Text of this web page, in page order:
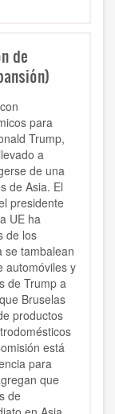
de
para
Trump,
a
de una
de Asia. El
presidente
UE ha
de los
se tambalean
automóviles y
de Trump a
Bruselas
productos
está
para
que
de